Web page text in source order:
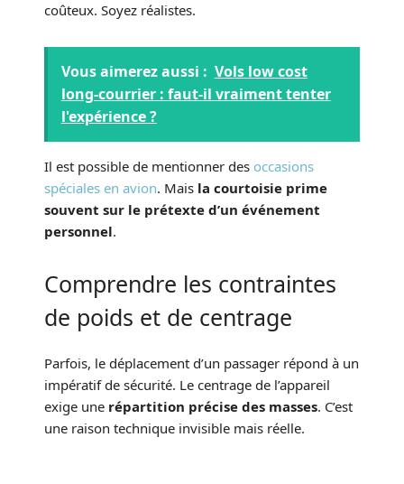
coûteux. Soyez réalistes.
Vous aimerez aussi : Vols low cost
long-courrier : faut-il vraiment tenter
l'expérience ?
Il est possible de mentionner des occasions
spéciales en avion. Mais la courtoisie prime
souvent sur le prétexte d’un événement
personnel.
Comprendre les contraintes
de poids et de centrage
Parfois, le déplacement d’un passager répond à un
impératif de sécurité. Le centrage de l’appareil
exige une répartition précise des masses. C’est
une raison technique invisible mais réelle.